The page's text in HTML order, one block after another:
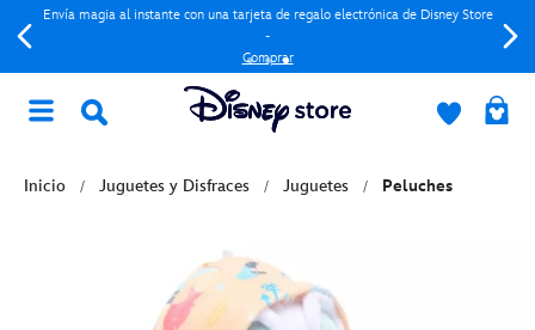
Envía magia al instante con una tarjeta de regalo electrónica de Disney Store
-
Comprar
Inicio Juguetes y Disfraces Juguetes Peluches